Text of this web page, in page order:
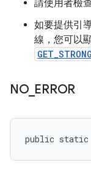
請使用者檢
如要提供引
線，您可以
NO_ ERROR
public